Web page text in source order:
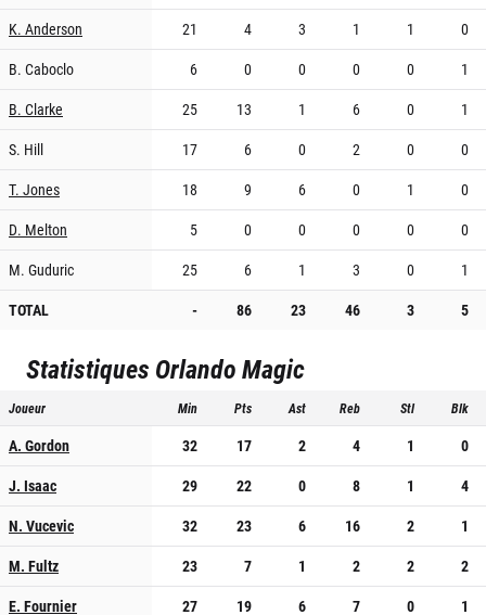
K. Anderson
21 4 3 1 1
0
B. Caboclo
6 0 0 0 0
1
B. Clarke
25 13 1 6 0
1
S. Hill
17 6 0 2 0
0
T. Jones
18 9 6 0 1
0
D. Melton
5 0 0 0 0
0
M. Guduric
25 6 1 3 0
1
TOTAL
- 86 23 46 3 5
Statistiques Orlando Magic
Joueur Min Pts Ast Reb Stl Blk
A. Gordon 32 17 2 4 1
0
J. Isaac
29 22 0 8 1
4
N. Vucevic
32 23 6 16 2
1
M. Fultz
23 7 1 2 2
2
E. Fournier
27 19 6 7 0
1